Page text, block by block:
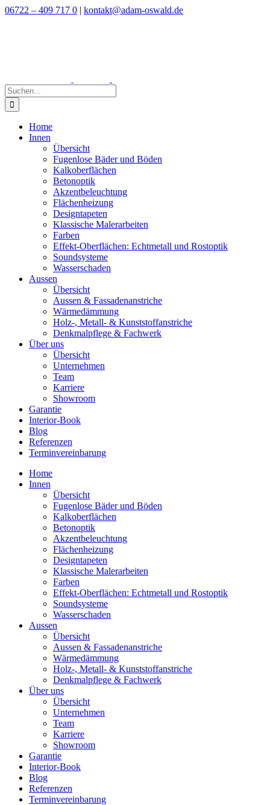
Zum
06722 – 409 717 0 | kontakt@adam-oswald.de
Suche
nach:
Home
Innen
Übersicht
Fugenlose Bäder und Böden
Kalkoberflächen
Betonoptik
Akzentbeleuchtung
Flächenheizung
Designtapeten
Klassische Malerarbeiten
Farben
Effekt-Oberflächen: Echtmetall und Rostoptik
Soundsysteme
Wasserschaden
Aussen
Übersicht
Aussen & Fassadenanstriche
Wärmedämmung
Holz-, Metall- & Kunststoffanstriche
Denkmalpflege & Fachwerk
Über uns
Übersicht
Unternehmen
Team
Karriere
Showroom
Garantie
Interior-Book
Blog
Referenzen
Terminvereinbarung
Home
Innen
Übersicht
Fugenlose Bäder und Böden
Kalkoberflächen
Betonoptik
Akzentbeleuchtung
Flächenheizung
Designtapeten
Klassische Malerarbeiten
Farben
Effekt-Oberflächen: Echtmetall und Rostoptik
Soundsysteme
Wasserschaden
Aussen
Übersicht
Aussen & Fassadenanstriche
Wärmedämmung
Holz-, Metall- & Kunststoffanstriche
Denkmalpflege & Fachwerk
Über uns
Übersicht
Unternehmen
Team
Karriere
Showroom
Garantie
Interior-Book
Blog
Referenzen
Terminvereinbarung